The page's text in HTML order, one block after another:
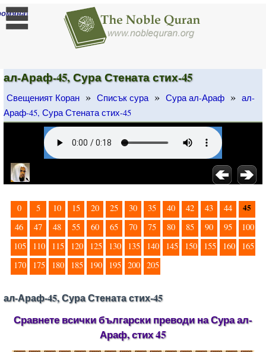
]
ал-Араф-45, Сура Стената стих-45
Свещеният Коран » Списък сура » Сура ал-Араф » ал-
Араф-45, Сура Стената стих-45
0 5 10 15 20 25 30 35 40 42 43 44 45
46 47 48 55 60 65 70 75 80 85 90 95
100
105
110 115 120 125 130 135 140 145 150 155 160
165
170
175 180 185 190 195 200 205
ал-Араф-45, Сура Стената стих-45
Сравнете всички български преводи на Сура ал-
Араф, стих 45